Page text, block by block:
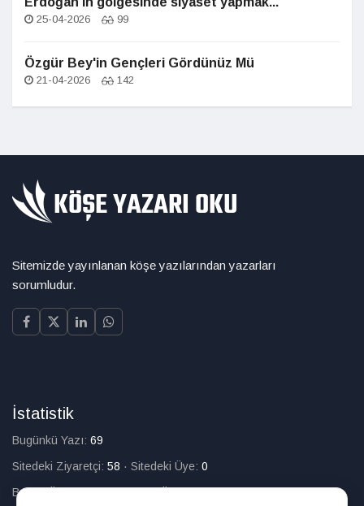
25-04-2026 99
Özgür Bey'in Gençleri Gördünüz Mü
21-04-2026 142
Sitemizde yayınlanan köşe yazılarından yazarları
sorumludur.
İstatistik
Bugünkü Yazı: 69
Sitedeki Ziyaretçi: 58 · Sitedeki Üye: 0
Bugün Üye Olan:0·Toplam Üye:226